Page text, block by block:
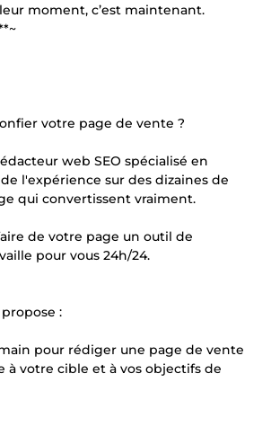
moment, c’est maintenant.
votre page de vente ?
web SEO spécialisé en
l'expérience sur des dizaines de
qui convertissent vraiment.
de votre page un outil de
pour vous 24h/24.
:
pour rédiger une page de vente
à votre cible et à vos objectifs de